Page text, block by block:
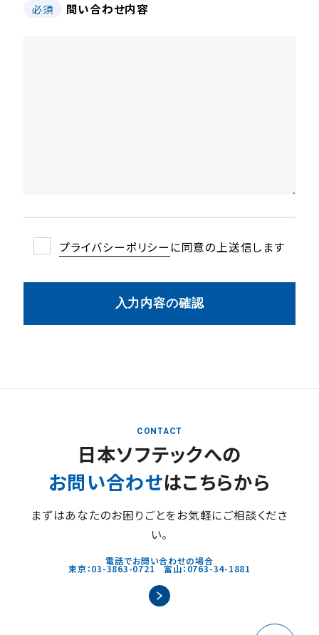
必須 問い合わせ内容
プライバシーポリシーに同意の上送信します
プライバシーポリシー
入力内容の確認
CONTACT
日本ソフテックへの
お問い合わせはこちらから
まずはあなたのお困りごとをお気軽にご相談くださ
い。
電話でお問い合わせの場合
東京：03-3863-0721 富山：0763-34-1881